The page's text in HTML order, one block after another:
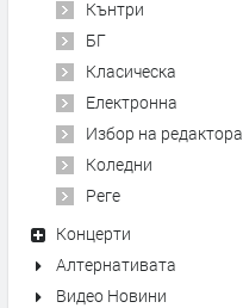
Кънтри
БГ
Класическа
Електронна
Избор на редактора
Коледни
Реге
Концерти
Алтернативата
Видео Новини